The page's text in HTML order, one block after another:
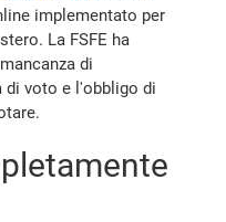
implementato per
La FSFE ha
di
di voto e l'obbligo di